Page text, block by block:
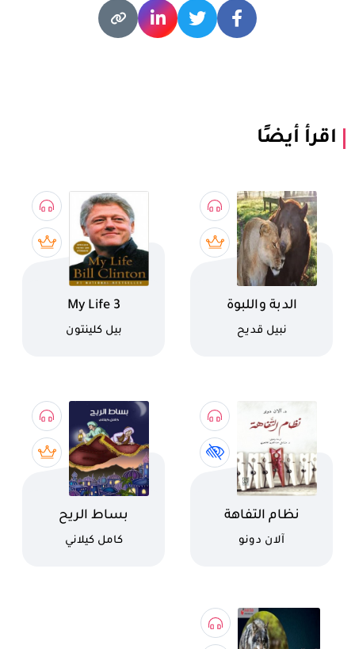
اقرأ أيضًا
اسم الكتاب
الدبة واللبوة
كاتب
نبيل قديح
اسم الكتاب
My Life 3
كاتب
بيل كلينتون
اسم الكتاب
نظام التفاهة
كاتب
آلان دونو
اسم الكتاب
بساط الريح
كاتب
كامل كيلاني